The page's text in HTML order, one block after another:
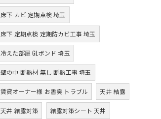
床下 カビ 定期点検 埼玉
床下 定期点検 定期防カビ工事 埼玉
冷えた部屋 GLボンド 埼玉
壁の中 断熱材 無し 断熱工事 埼玉
賃貸オーナー様 お香臭 トラブル 天井 結露
天井 結露対策 結露対策シート 天井